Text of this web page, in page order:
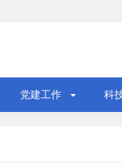
党建工作 科